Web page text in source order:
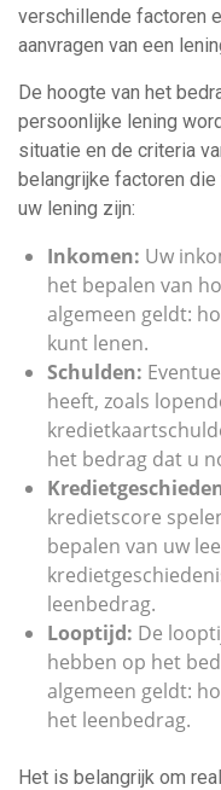
verschillende factoren
aanvragen van een
De hoogte van het
persoonlijke lening
situatie en de criteria
belangrijke factoren
uw lening zijn:
Inkomen: Uw
het bepalen van
algemeen geldt:
kunt lenen.
Schulden:
heeft, zoals
het bedrag dat u
kredietscore
bepalen van uw
leenbedrag.
Looptijd: De
hebben op het
algemeen geldt:
het leenbedrag.
Het is belangrijk om